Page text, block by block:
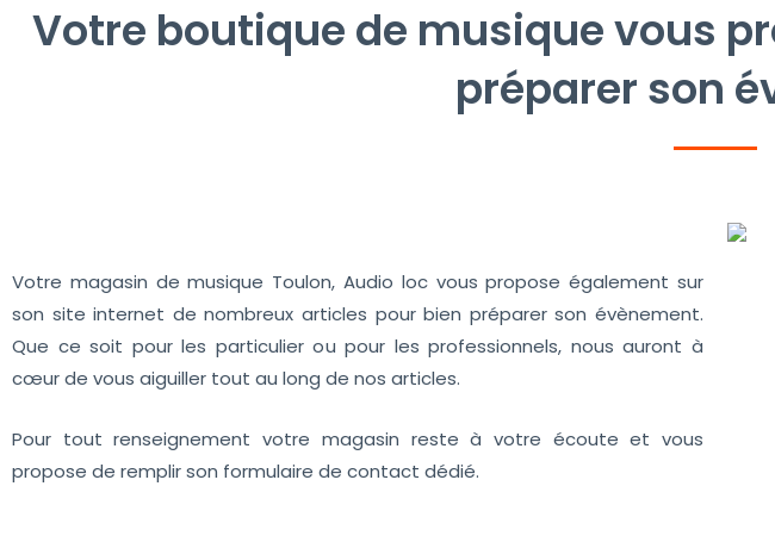
Votre boutique de musique vous
préparer son
Votre magasin de musique Toulon, Audio loc vous propose également sur
son site internet de nombreux articles pour bien préparer son évènement.
Que ce soit pour les particulier ou pour les professionnels, nous auront à
cœur de vous aiguiller tout au long de nos articles.
Pour tout renseignement votre magasin reste à votre écoute et vous
propose de remplir son formulaire de contact dédié.